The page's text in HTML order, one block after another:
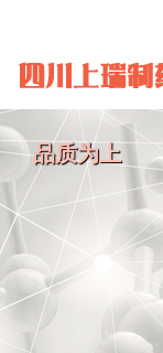
品质为上